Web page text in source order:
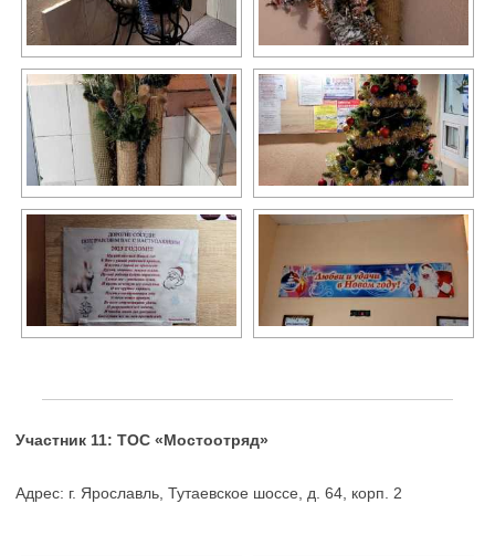
Участник 11: ТОС «Мостоотряд»
Адрес: г. Ярославль, Тутаевское шоссе, д. 64, корп. 2